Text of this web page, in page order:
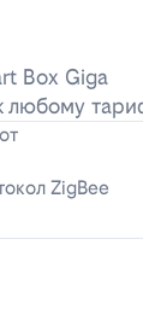
Box Giga
любому
ZigBee